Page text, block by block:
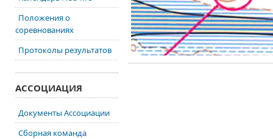
Положения о
соревнованиях
Протоколы результатов
АССОЦИАЦИЯ
Документы Ассоциации
Сборная команда